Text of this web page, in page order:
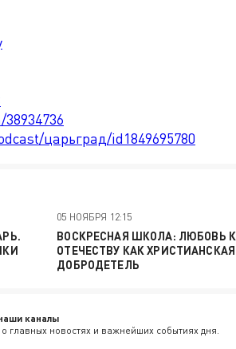
царьград/id1849695780
05 НОЯБРЯ 12:15
ВОСКРЕСНАЯ ШКОЛА: ЛЮБОВЬ К
ОТЕЧЕСТВУ КАК ХРИСТИАНСКАЯ
ДОБРОДЕТЕЛЬ
каналы
главных новостях и важнейших событиях дня.